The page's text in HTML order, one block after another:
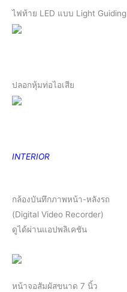
ไฟท้าย LED แบบ Light Guiding
ปลอกหุ้มท่อไอเสีย
INTERIOR
กล้องบันทึกภาพหน้า-หลังรถ
(Digital Video Recorder)
ดูได้ผ่านแอปพลิเคชัน
หน้าจอสัมผัสขนาด 7 นิ้ว